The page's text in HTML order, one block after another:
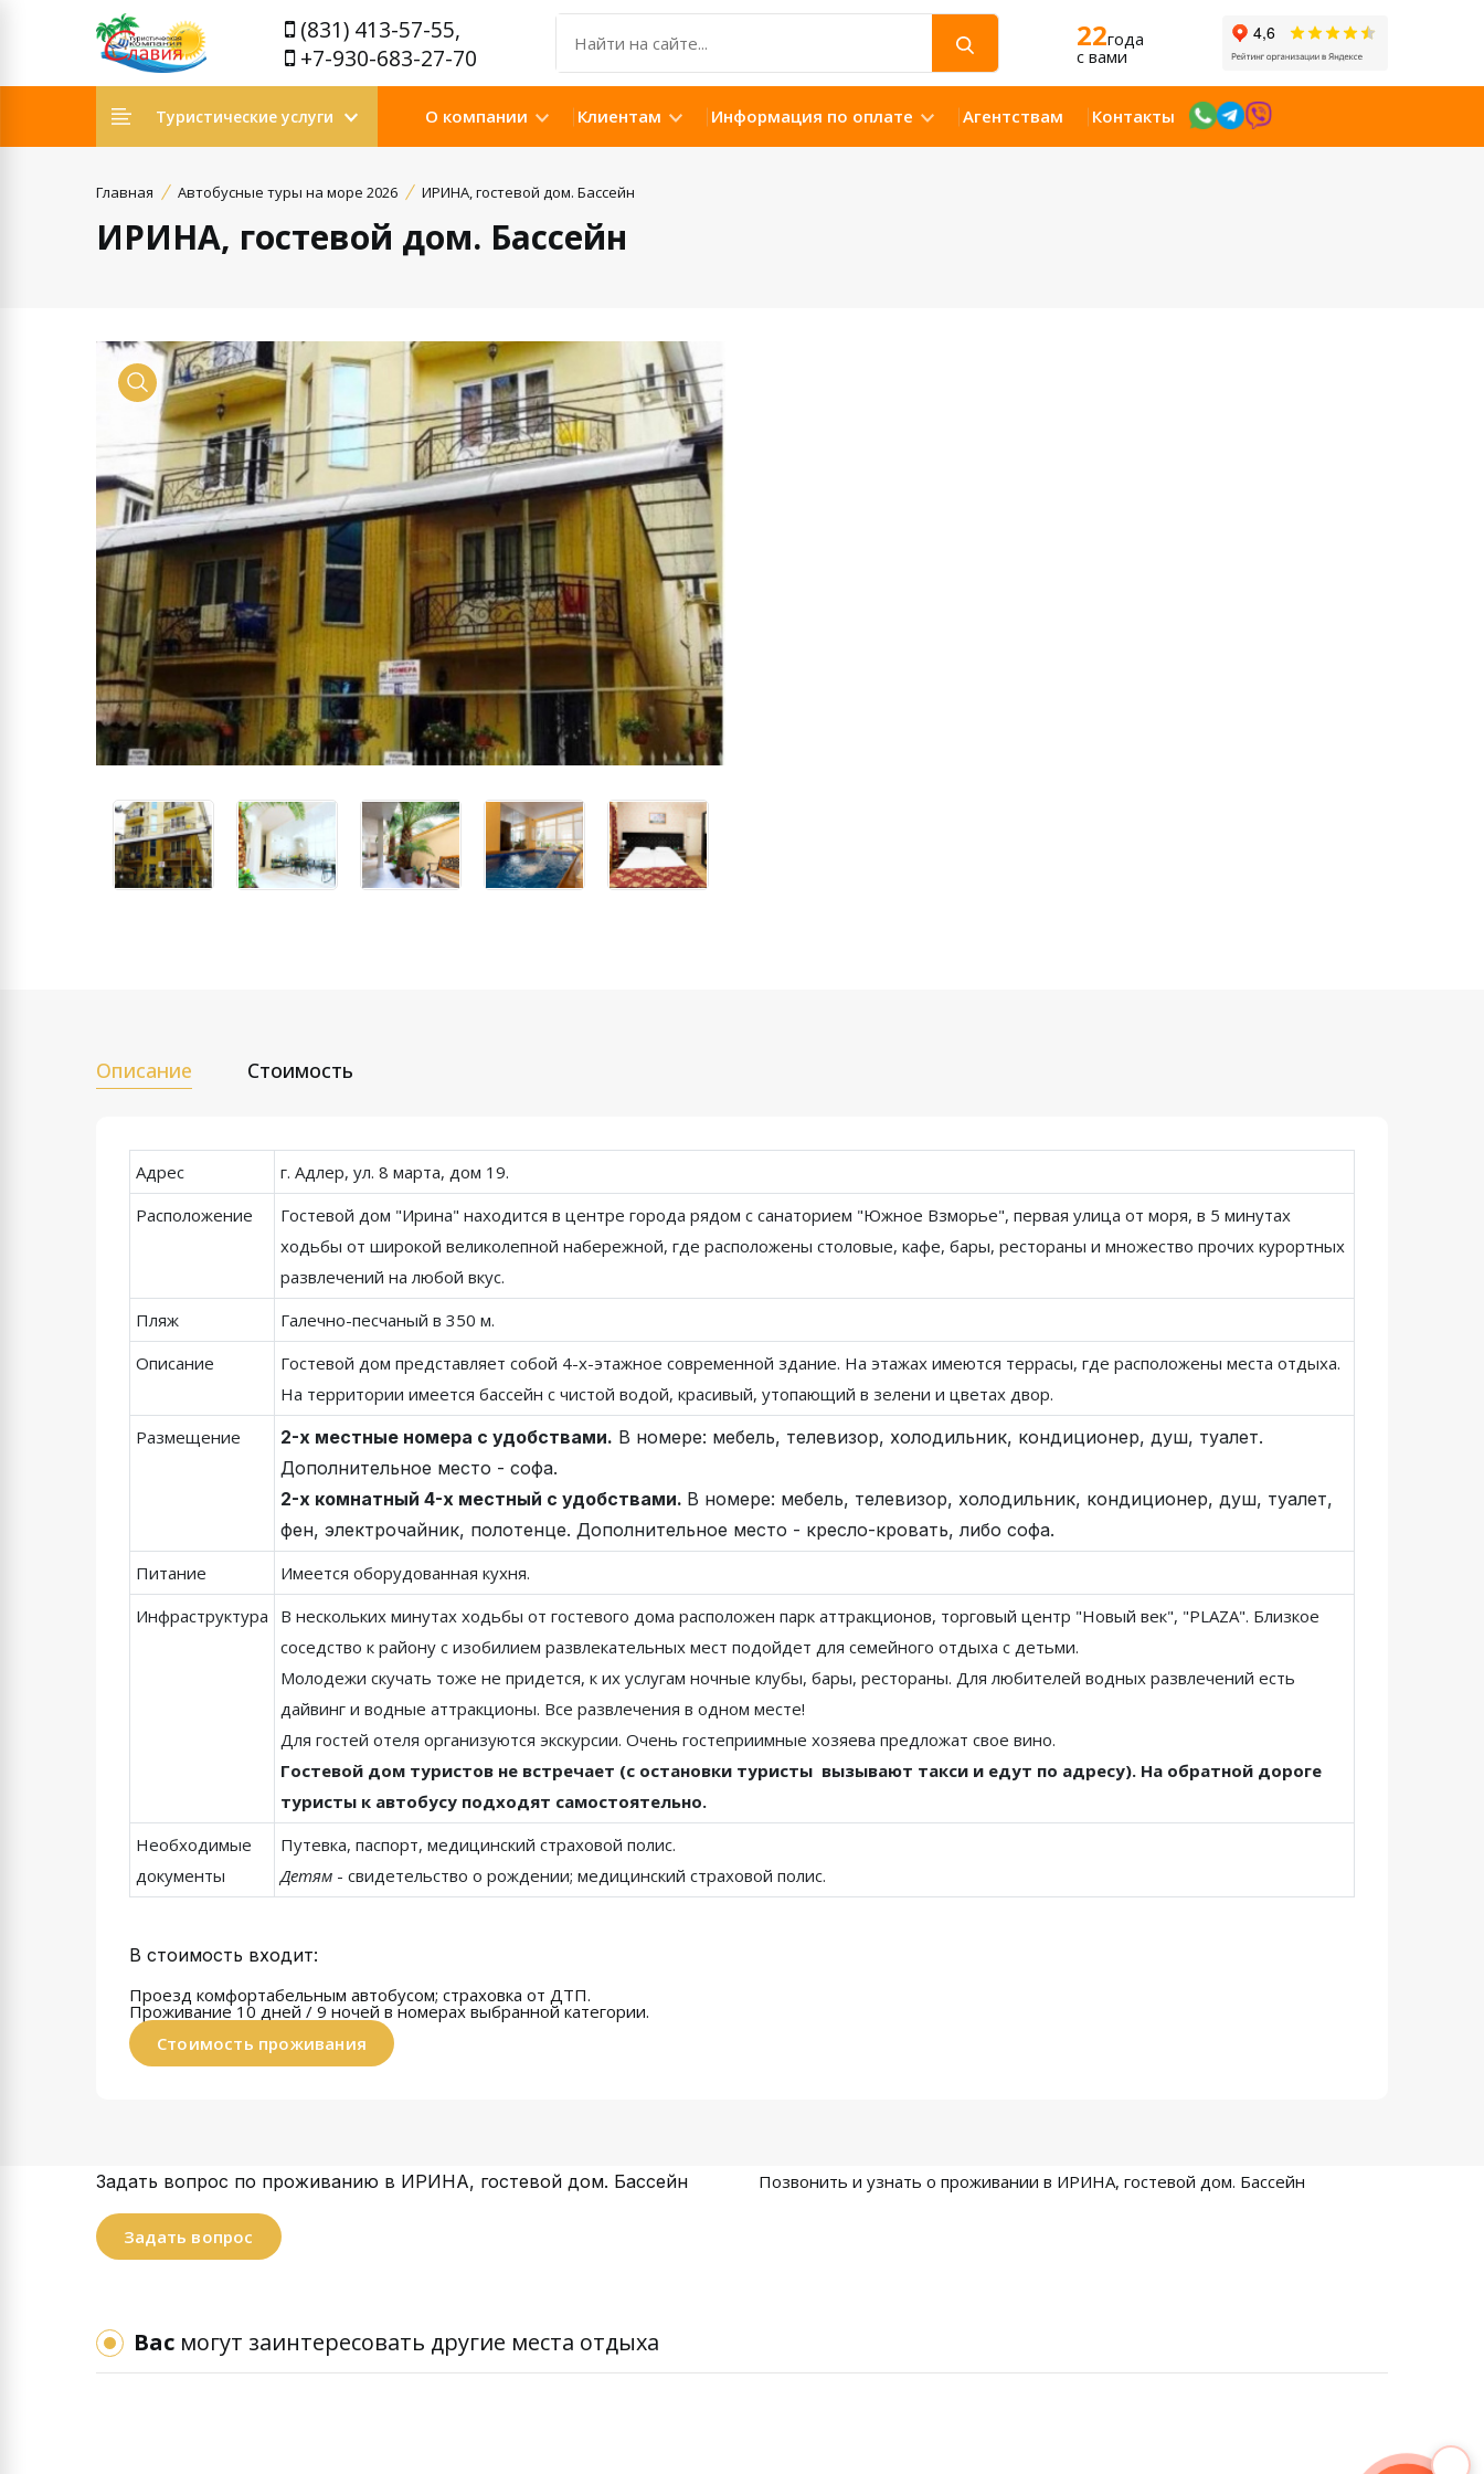
(831) 413-57-55,
+7-930-683-27-70
22года
c вами
Туристические услуги О компании Клиентам Информация по оплате Агентствам Контакты
Главная Автобусные туры на море 2026 ИРИНА, гостевой дом. Бассейн
ИРИНА, гостевой дом. Бассейн
Просмотр
Описание Стоимость
Адрес
г. Адлер, ул. 8 марта, дом 19.
Расположение
Гостевой дом "Ирина" находится в центре города рядом с санаторием "Южное Взморье", первая улица от моря, в 5 минутах
ходьбы от широкой великолепной набережной, где расположены столовые, кафе, бары, рестораны и множество прочих курортных
развлечений на любой вкус.
Пляж
Галечно-песчаный в 350 м.
Описание
Гостевой дом представляет собой 4-х-этажное современной здание. На этажах имеются террасы, где расположены места отдыха.
На территории имеется бассейн с чистой водой, красивый, утопающий в зелени и цветах двор.
Размещение
2-х местные номера с удобствами. В номере: мебель, телевизор, холодильник, кондиционер, душ, туалет.
Дополнительное место - софа.
2-х комнатный 4-х местный с удобствами. В номере: мебель, телевизор, холодильник, кондиционер, душ, туалет,
фен, электрочайник, полотенце. Дополнительное место - кресло-кровать, либо софа.
Питание
Имеется оборудованная кухня.
Инфраструктура
В нескольких минутах ходьбы от гостевого дома расположен парк аттракционов, торговый центр "Новый век", "PLAZA". Близкое
соседство к району с изобилием развлекательных мест подойдет для семейного отдыха с детьми.
Молодежи скучать тоже не придется, к их услугам ночные клубы, бары, рестораны. Для любителей водных развлечений есть
дайвинг и водные аттракционы. Все развлечения в одном месте!
Для гостей отеля организуются экскурсии. Очень гостеприимные хозяева предложат свое вино.
Гостевой дом туристов не встречает (с остановки туристы вызывают такси и едут по адресу). На обратной дороге
туристы к автобусу подходят самостоятельно.
Необходимые
документы
Путевка, паспорт, медицинский страховой полис.
Детям - свидетельство о рождении; медицинский страховой полис.
В стоимость входит:
Проезд комфортабельным автобусом; страховка от ДТП.
Проживание 10 дней / 9 ночей в номерах выбранной категории.
Стоимость проживания
Задать вопрос по проживанию в ИРИНА, гостевой дом. Бассейн
Задать вопрос
Позвонить и узнать о проживании в ИРИНА, гостевой дом. Бассейн
Вас могут заинтересовать другие места отдыха